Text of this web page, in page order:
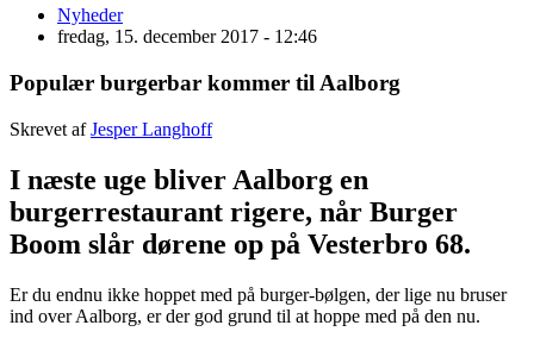
Nyheder
fredag, 15. december 2017 - 12:46
Populær burgerbar kommer til Aalborg
Skrevet afJesper Langhoff
I næste uge bliver Aalborg en
burgerrestaurant rigere, når Burger
Boom slår dørene op på Vesterbro 68.
Er du endnu ikke hoppet med på burger-bølgen, der lige nu bruser
ind over Aalborg, er der god grund til at hoppe med på den nu.